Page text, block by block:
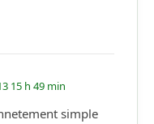
15 h 49 min
simple